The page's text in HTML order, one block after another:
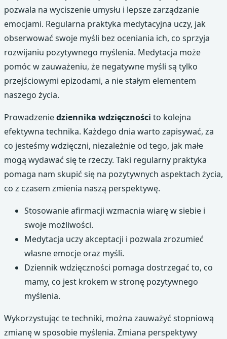
pozwala na wyciszenie umysłu i lepsze zarządzanie
emocjami. Regularna praktyka medytacyjna uczy, jak
obserwować swoje myśli bez oceniania ich, co sprzyja
rozwijaniu pozytywnego myślenia. Medytacja może
pomóc w zauważeniu, że negatywne myśli są tylko
przejściowymi epizodami, a nie stałym elementem
naszego życia.
Prowadzeniedziennika wdzięczności to kolejna
efektywna technika. Każdego dnia warto zapisywać, za
co jesteśmy wdzięczni, niezależnie od tego, jak małe
mogą wydawać się te rzeczy. Taki regularny praktyka
pomaga nam skupić się na pozytywnych aspektach życia,
co z czasem zmienia naszą perspektywę.
Stosowanie afirmacji wzmacnia wiarę w siebie i
swoje możliwości.
Medytacja uczy akceptacji i pozwala zrozumieć
własne emocje oraz myśli.
Dziennik wdzięczności pomaga dostrzegać to, co
mamy, co jest krokem w stronę pozytywnego
myślenia.
Wykorzystując te techniki, można zauważyć stopniową
zmianę w sposobie myślenia. Zmiana perspektywy